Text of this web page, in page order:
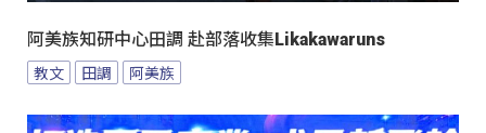
阿美族知研中心田調 赴部落收集Likakawaruns
教文 田調 阿美族